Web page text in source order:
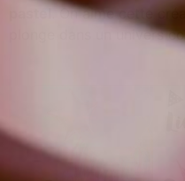
. On aime cette
plonge dans un univers